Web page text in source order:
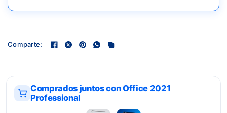
Comparte:
Comprados juntos con Office 2021
Professional